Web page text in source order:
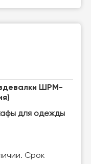
ШРМ-
для одежды
Срок